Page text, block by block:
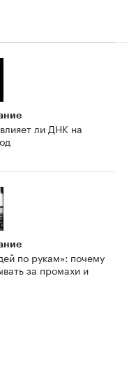
ли ДНК на
по рукам»: почему
за промахи и